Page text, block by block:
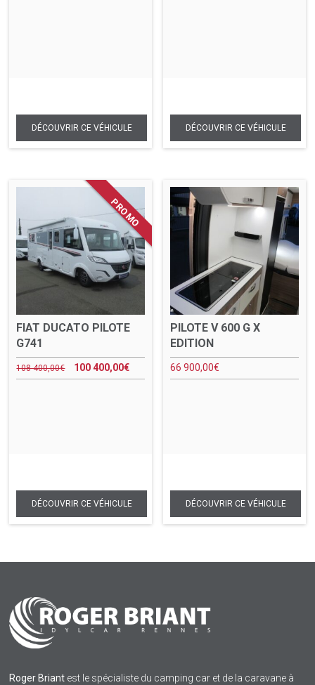
FIAT DUCATO PILOTE
G741
108 400,00€ 100 400,00€
PILOTE V 600 G X
EDITION
66 900,00€
Roger Briant est le spécialiste du camping car et de la caravane à